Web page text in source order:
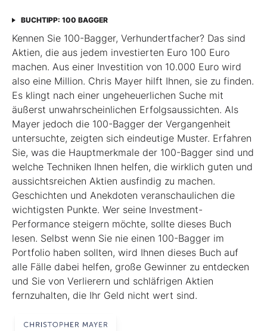
BUCHTIPP: 100 BAGGER
Kennen Sie 100-Bagger, Verhundertfacher? Das sind
Aktien, die aus jedem investierten Euro 100 Euro
machen. Aus einer Investition von 10.000 Euro wird
also eine Million. Chris Mayer hilft Ihnen, sie zu finden.
Es klingt nach einer ungeheuerlichen Suche mit
äußerst unwahrscheinlichen Erfolgsaussichten. Als
Mayer jedoch die 100-Bagger der Vergangenheit
untersuchte, zeigten sich eindeutige Muster. Erfahren
Sie, was die Hauptmerkmale der 100-Bagger sind und
welche Techniken Ihnen helfen, die wirklich guten und
aussichtsreichen Aktien ausfindig zu machen.
Geschichten und Anekdoten veranschaulichen die
wichtigsten Punkte. Wer seine Investment-
Performance steigern möchte, sollte dieses Buch
lesen. Selbst wenn Sie nie einen 100-Bagger im
Portfolio haben sollten, wird Ihnen dieses Buch auf
alle Fälle dabei helfen, große Gewinner zu entdecken
und Sie von Verlierern und schläf­rigen Aktien
fernzuhalten, die Ihr Geld nicht wert sind.